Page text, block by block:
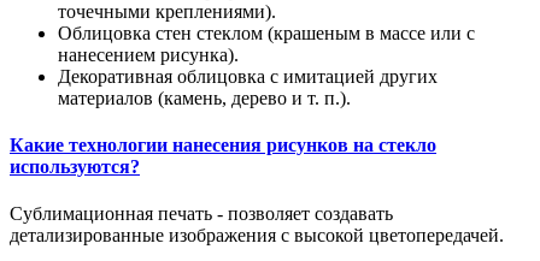
точечными креплениями).
Облицовка стен стеклом (крашеным в массе или с
нанесением рисунка).
Декоративная облицовка с имитацией других
материалов (камень, дерево и т. п.).
Какие технологии нанесения рисунков на стекло
используются?
Сублимационная печать - позволяет создавать
детализированные изображения с высокой цветопередачей.